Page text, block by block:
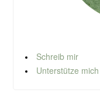
Schreib mir
Unterstütze mich